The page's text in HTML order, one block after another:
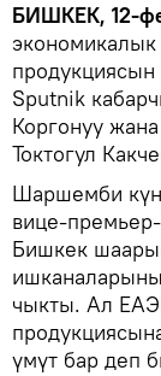
БИШКЕК, 12-
Sputnik
Коргонуу
Токтогул
Шаршемби
вице-
Бишкек
чыкты. Ал
үмүт бар деп